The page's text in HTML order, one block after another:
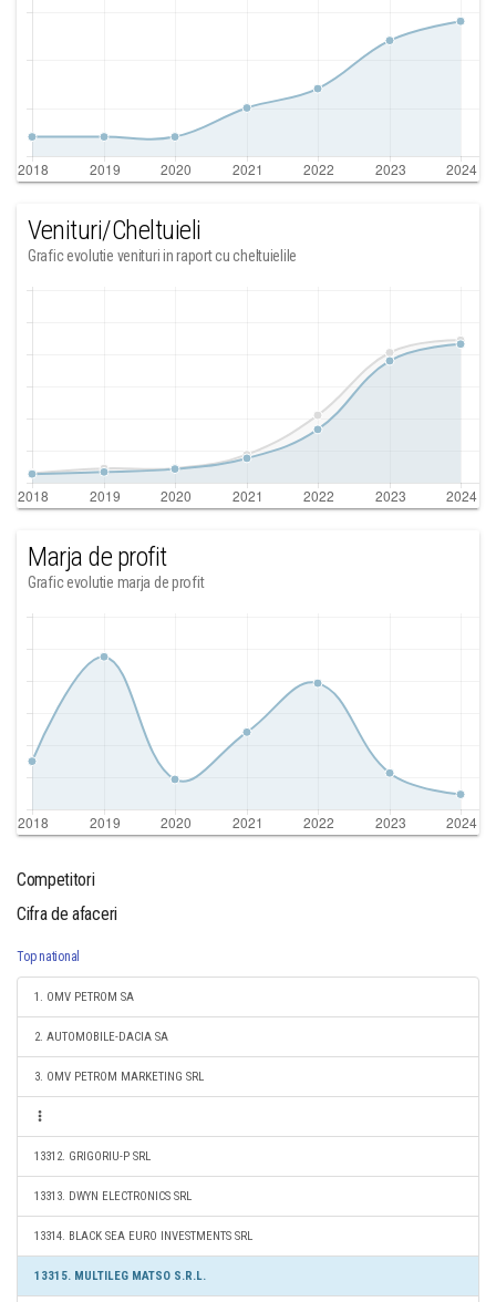
Venituri/Cheltuieli
Grafic evolutie venituri in raport cu cheltuielile
Marja de profit
Grafic evolutie marja de profit
Competitori
Cifra de afaceri
Top national
1. OMV PETROM SA
2. AUTOMOBILE-DACIA SA
3. OMV PETROM MARKETING SRL
13312. GRIGORIU-P SRL
13313. DWYN ELECTRONICS SRL
13314. BLACK SEA EURO INVESTMENTS SRL
13315. MULTILEG MATSO S.R.L.